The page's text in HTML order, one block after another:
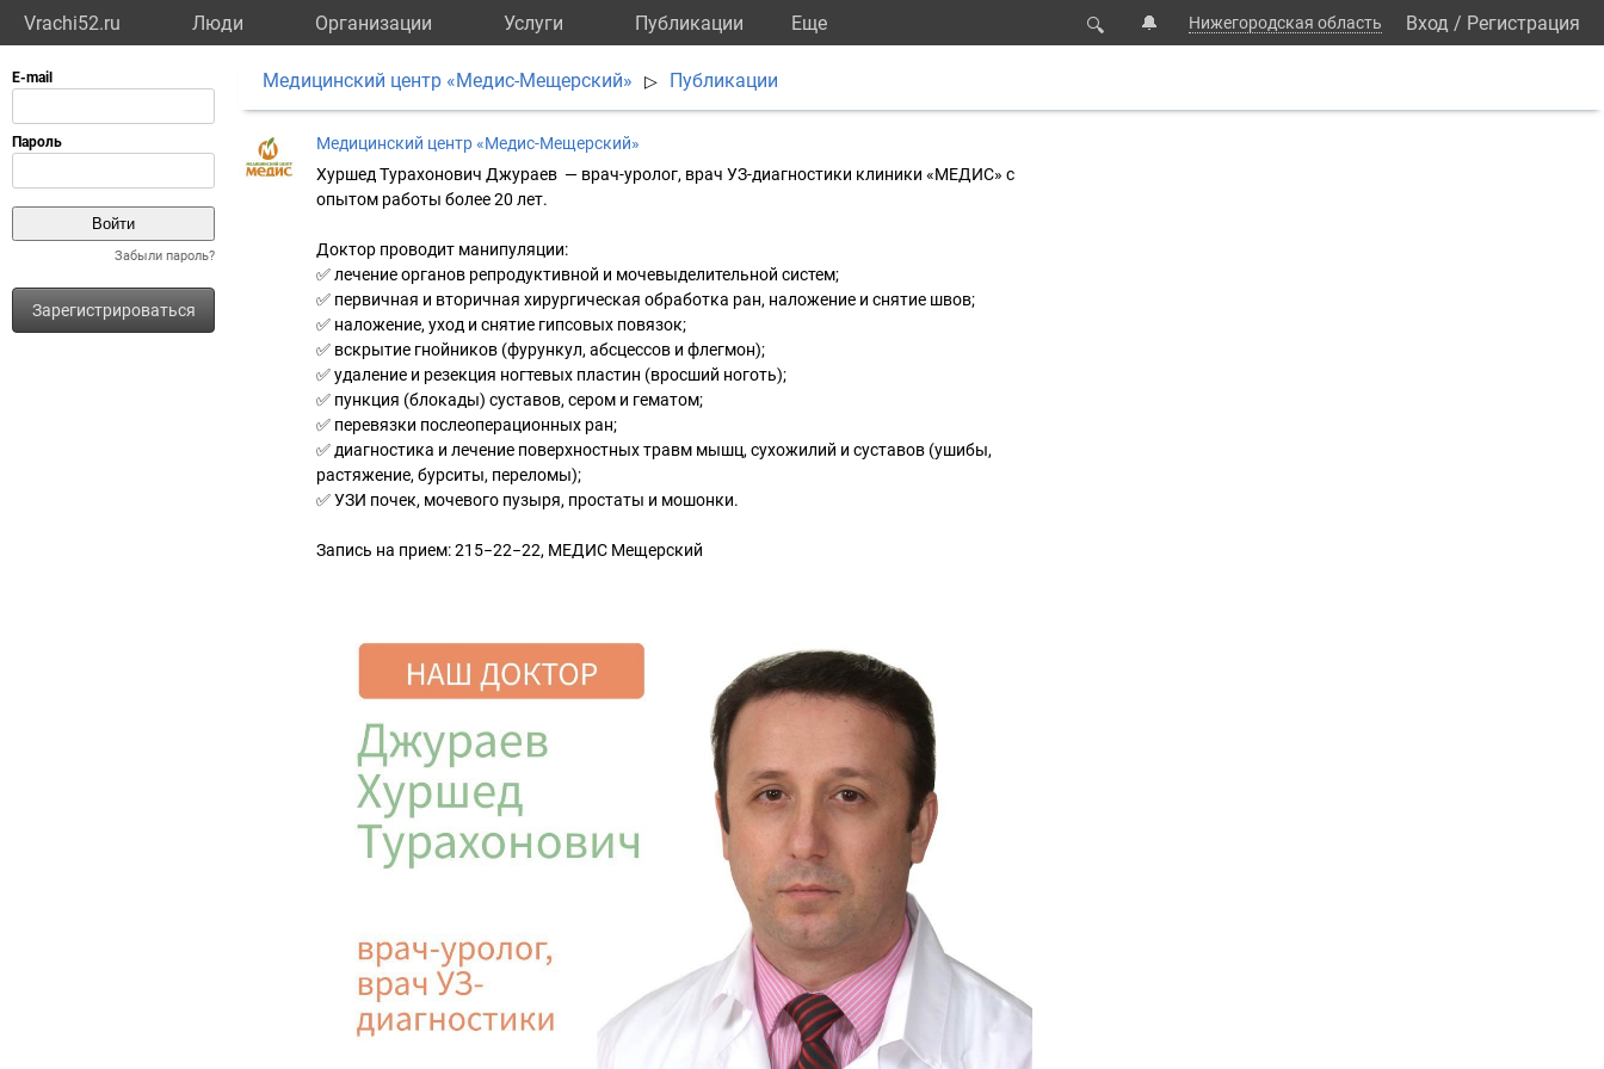
Vrachi52.ru Люди Организации Услуги Публикации Eще 🔍 🔔 Нижегородская область Вход / Регистрация
Забыли пароль?
Зарегистрироваться
Медицинский центр «Медис-Мещерский» ▷ Публикации
Медицинский центр «Медис-Мещерский»
Хуршед Турахонович Джураев — врач-уролог, врач УЗ-диагностики клиники «МЕДИС» с
опытом работы более 20 лет.
Доктор проводит манипуляции:
✅ лечение органов репродуктивной и мочевыделительной систем;
✅ первичная и вторичная хирургическая обработка ран, наложение и снятие швов;
✅ наложение, уход и снятие гипсовых повязок;
✅ вскрытие гнойников (фурункул, абсцессов и флегмон);
✅ удаление и резекция ногтевых пластин (вросший ноготь);
✅ пункция (блокады) суставов, сером и гематом;
✅ перевязки послеоперационных ран;
✅ диагностика и лечение поверхностных травм мышц, сухожилий и суставов (ушибы,
растяжение, бурситы, переломы);
✅ УЗИ почек, мочевого пузыря, простаты и мошонки.
Запись на прием: 215−22−22, МЕДИС Мещерский